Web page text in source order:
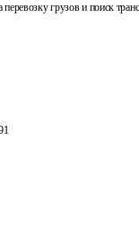
перевозку грузов и поиск